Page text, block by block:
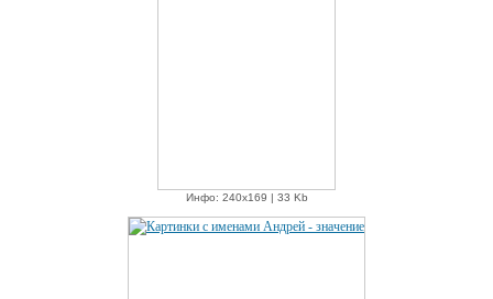
Инфо: 240х169 | 33 Kb